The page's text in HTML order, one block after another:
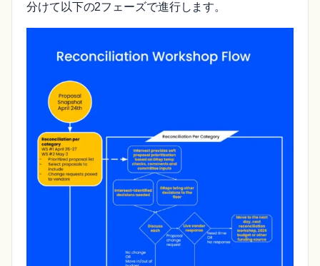
分けて以下の2フェーズで進行します。